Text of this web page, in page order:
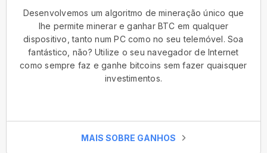
Desenvolvemos um algoritmo de mineração único que
lhe permite minerar e ganhar BTC em qualquer
dispositivo, tanto num PC como no seu telemóvel. Soa
fantástico, não? Utilize o seu navegador de Internet
como sempre faz e ganhe bitcoins sem fazer quaisquer
investimentos.
MAIS SOBRE GANHOS